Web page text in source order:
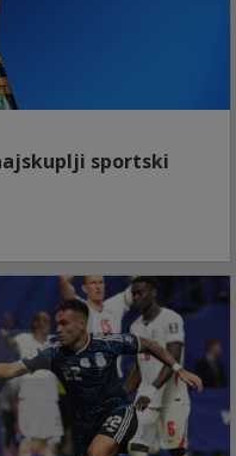
sportski